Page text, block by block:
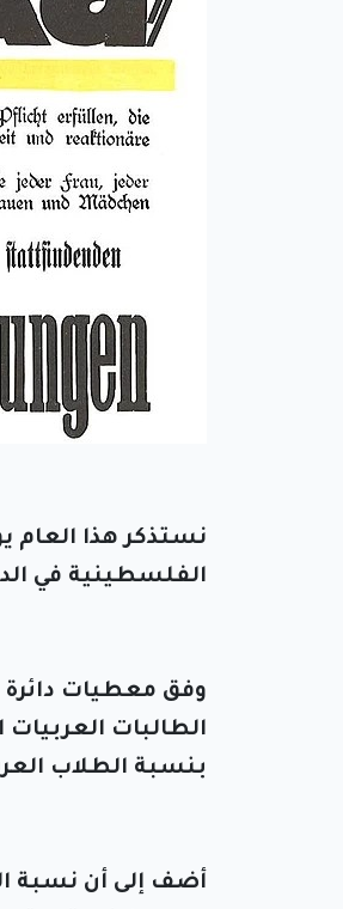
نستذكر هذا العام
الفلسطينية في
بنسبة الطلاب العرب
أضف إلى أن نسبة